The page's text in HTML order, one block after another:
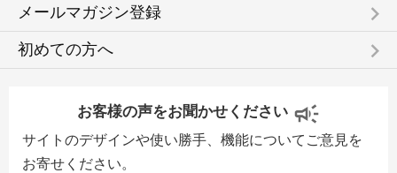
メールマガジン登録 keyboard_arrow_right
初めての方へ keyboard_arrow_right
お客様の声をお聞かせください
サイトのデザインや使い勝手、機能についてご意見を
お寄せください。